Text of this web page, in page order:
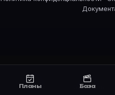
Планы Смотреть
Планы База